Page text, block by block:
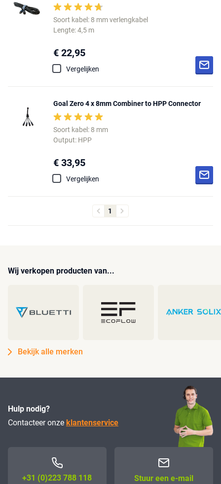
Soort kabel: 8 mm verlengkabel
Lengte: 4,5 m
€ 22,95
Vergelijken
Goal Zero 4 x 8mm Combiner to HPP Connector
Soort kabel: 8 mm
Output: HPP
€ 33,95
Vergelijken
1
Wij verkopen producten van...
Bekijk alle merken
Hulp nodig?
Contacteer onze klantenservice
+31 (0)223 788 118 Stuur een e-mail